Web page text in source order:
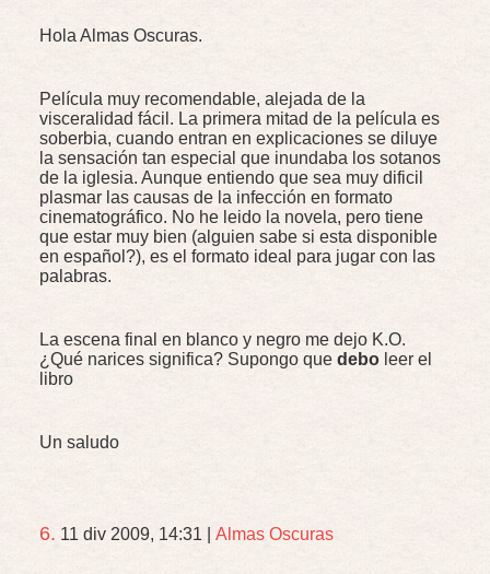
Hola Almas Oscuras.
Película muy recomendable, alejada de la
visceralidad fácil. La primera mitad de la película es
soberbia, cuando entran en explicaciones se diluye
la sensación tan especial que inundaba los sotanos
de la iglesia. Aunque entiendo que sea muy dificil
plasmar las causas de la infección en formato
cinematográfico. No he leido la novela, pero tiene
que estar muy bien (alguien sabe si esta disponible
en español?), es el formato ideal para jugar con las
palabras.
La escena final en blanco y negro me dejo K.O.
¿Qué narices significa? Supongo que debo leer el
libro
Un saludo
6. 11 div 2009, 14:31 Almas Oscuras